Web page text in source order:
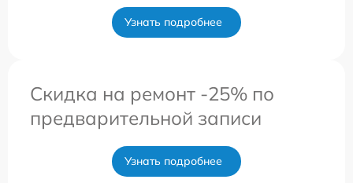
Узнать подробнее
Скидка на ремонт -25% по
предварительной записи
Узнать подробнее